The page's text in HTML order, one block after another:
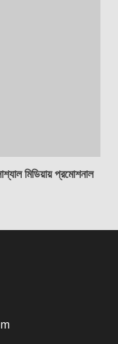
মিডিয়ায় প্রমোশনাল